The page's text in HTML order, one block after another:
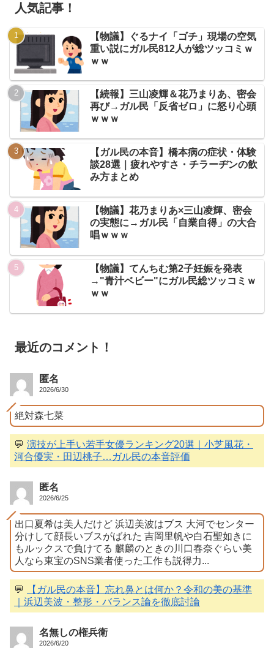
人気記事！
【物議】ぐるナイ「ゴチ」現場の空気
重い説にガル民812人が総ツッコミｗ
ｗｗ
【続報】三山凌輝＆花乃まりあ、密会
再び→ガル民「反省ゼロ」に怒り心頭
ｗｗｗ
【ガル民の本音】橋本病の症状・体験
談28選｜疲れやすさ・チラーヂンの飲
み方まとめ
【物議】花乃まりあ×三山凌輝、密会
の実態に→ガル民「自業自得」の大合
唱ｗｗｗ
【物議】てんちむ第2子妊娠を発表
→"青汁ベビー"にガル民総ツッコミｗ
ｗｗ
最近のコメント！
匿名
2026/6/30
絶対森七菜
💬 演技が上手い若手女優ランキング20選｜小芝風花・
河合優実・田辺桃子…ガル民の本音評価
匿名
2026/6/25
出口夏希は美人だけど 浜辺美波はブス 大河でセンター
分けして顔長いブスがばれた 吉岡里帆や白石聖如きに
もルックスで負けてる 麒麟のときの川口春奈ぐらい美
人なら東宝のSNS業者使った工作も説得力...
💬
【ガル民の本音】忘れ鼻とは何か？令和の美の基準
｜浜辺美波・整形・バランス論を徹底討論
名無しの権兵衛
2026/6/20